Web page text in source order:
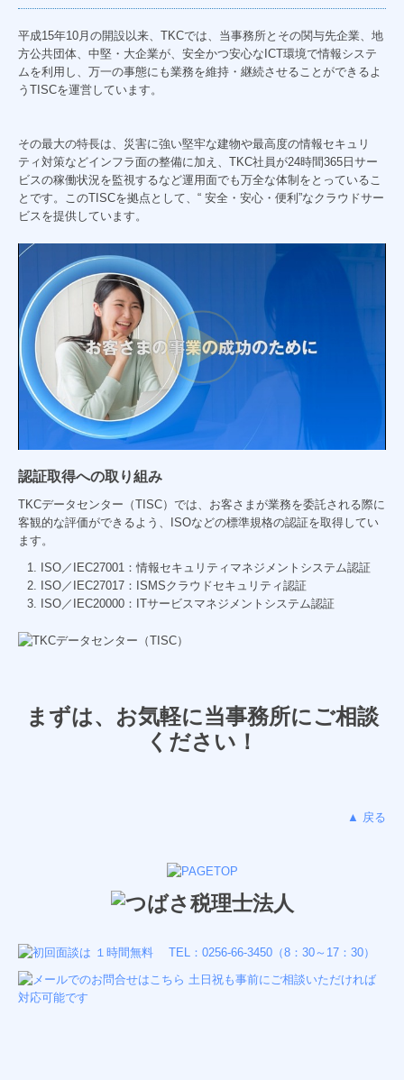
平成15年10月の開設以来、TKCでは、当事務所とその関与先企業、地
方公共団体、中堅・大企業が、安全かつ安心なICT環境で情報システ
ムを利用し、万一の事態にも業務を維持・継続させることができるよ
うTISCを運営しています。
その最大の特長は、災害に強い堅牢な建物や最高度の情報セキュリ
ティ対策などインフラ面の整備に加え、TKC社員が24時間365日サー
ビスの稼働状況を監視するなど運用面でも万全な体制をとっているこ
とです。このTISCを拠点として、“ 安全・安心・便利”なクラウドサー
ビスを提供しています。
認証取得への取り組み
TKCデータセンター（TISC）では、お客さまが業務を委託される際に
客観的な評価ができるよう、ISOなどの標準規格の認証を取得してい
ます。
ISO／IEC27001：情報セキュリティマネジメントシステム認証
ISO／IEC27017：ISMSクラウドセキュリティ認証
ISO／IEC20000：ITサービスマネジメントシステム認証
まずは、お気軽に当事務所にご相談
ください！
▲ 戻る